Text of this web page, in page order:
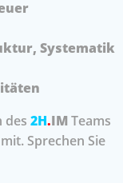
Systematik
des 2H.IMTeams
Sprechen Sie